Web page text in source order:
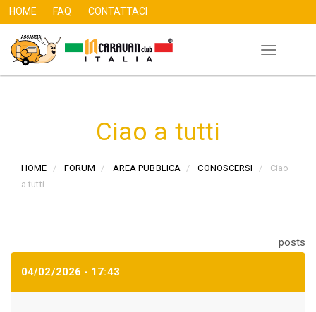
Salta
al
HOME FAQ CONTATTACI
Toggle
Ciao a tutti
HOME FORUM AREA PUBBLICA CONOSCERSI
Ciao
a tutti
posts
04/02/2026 - 17:43